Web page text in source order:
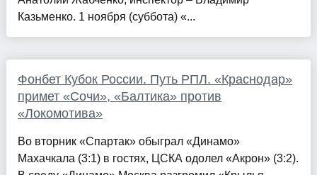
Казьменко. 1 ноября (суббота) «...
Фонбет Кубок России. Путь РПЛ. «Краснодар»
примет «Сочи», «Балтика» против
«Локомотива»
Во вторник «Спартак» обыграл «Динамо»
Махачкала (3:1) в гостях, ЦСКА одолел «Акрон» (3:2).